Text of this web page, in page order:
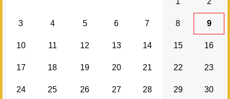
3 4 5 6 7 8 9
10 11 12 13 14 15 16
17 18 19 20 21 22 23
24 25 26 27 28 29 30